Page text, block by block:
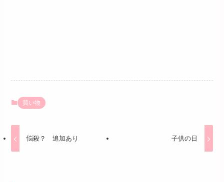
買い物
悩殺？ 追加あり 子供の日